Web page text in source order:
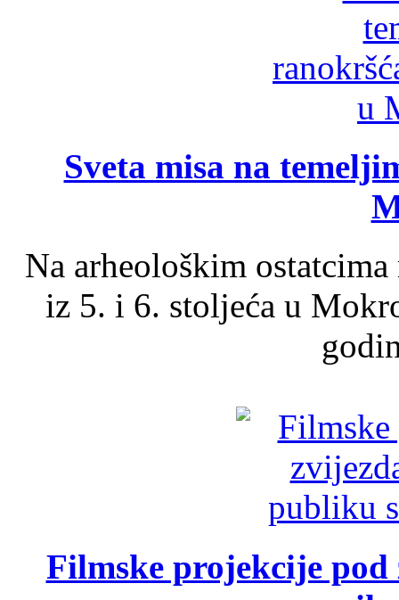
Sveta misa na
Na arheološkim
iz 5. i 6. stoljeća u
Filmske projekcije